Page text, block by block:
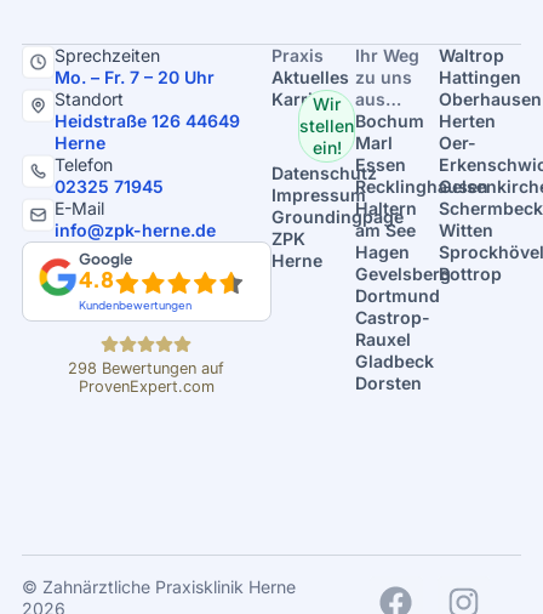
Sprechzeiten
Mo. – Fr. 7 – 20 Uhr
Standort
Heidstraße 126 44649
Herne
Telefon
02325 71945
E-Mail
info@zpk-herne.de
Google
4.8
Kundenbewertungen
298 Bewertungen auf
ProvenExpert.com
Praxis
Aktuelles
Karriere
Wir
stellen
ein!
Datenschutz
Impressum
Groundingpage
ZPK
Herne
Ihr Weg
zu uns
aus…
Bochum
Marl
Essen
Recklinghausen
Haltern
am See
Hagen
Gevelsberg
Dortmund
Castrop-
Rauxel
Gladbeck
Dorsten
Waltrop
Hattingen
Oberhausen
Herten
Oer-
Schermbeck
Witten
Sprockhövel
Bottrop
© Zahnärztliche Praxisklinik Herne
2026